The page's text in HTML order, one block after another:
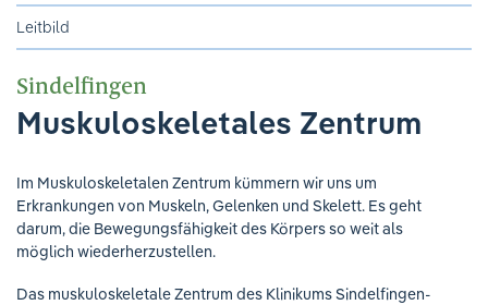
Ihre Meinung ist uns wichtig!
Leitbild
Sindelfingen
Muskuloskeletales Zentrum
Im Muskuloskeletalen Zentrum kümmern wir uns um
Erkrankungen von Muskeln, Gelenken und Skelett. Es geht
darum, die Bewegungsfähigkeit des Körpers so weit als
möglich wiederherzustellen.
Das muskuloskeletale Zentrum des Klinikums Sindelfingen-